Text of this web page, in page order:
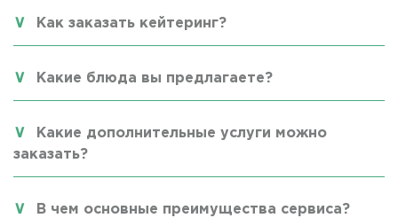
Как заказать кейтеринг?
Какие блюда вы предлагаете?
Какие дополнительные услуги можно
заказать?
В чем основные преимущества сервиса?